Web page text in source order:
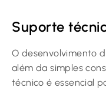
Suporte
O desenvolvimento
além da simples
técnico é essencial